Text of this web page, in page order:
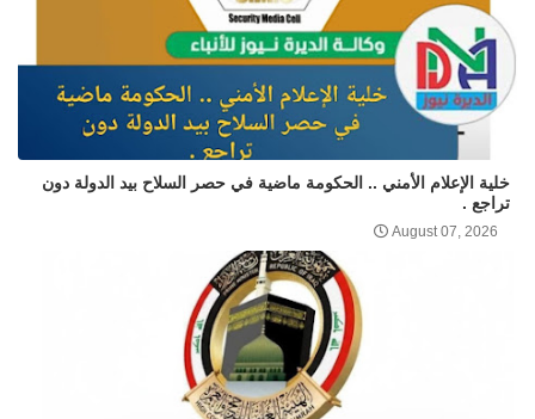
خلية الإعلام الأمني .. الحكومة ماضية في حصر السلاح بيد الدولة دون
تراجع .
August 07, 2026